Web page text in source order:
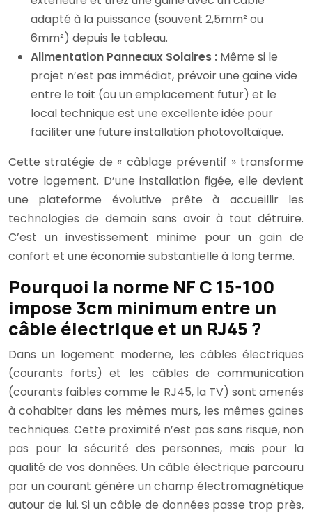
adapté à la puissance (souvent 2,5mm² ou
6mm²) depuis le tableau.
Alimentation Panneaux Solaires : Même si le
projet n’est pas immédiat, prévoir une gaine vide
entre le toit (ou un emplacement futur) et le
local technique est une excellente idée pour
faciliter une future installation photovoltaïque.
Cette stratégie de « câblage préventif » transforme
votre logement. D’une installation figée, elle devient
une plateforme évolutive prête à accueillir les
technologies de demain sans avoir à tout détruire.
C’est un investissement minime pour un gain de
confort et une économie substantielle à long terme.
Pourquoi la norme NF C 15-100
impose 3cm minimum entre un
câble électrique et un RJ45 ?
Dans un logement moderne, les câbles électriques
(courants forts) et les câbles de communication
(courants faibles comme le RJ45, la TV) sont amenés
à cohabiter dans les mêmes murs, les mêmes gaines
techniques. Cette proximité n’est pas sans risque, non
pas pour la sécurité des personnes, mais pour la
qualité de vos données. Un câble électrique parcouru
par un courant génère un champ électromagnétique
autour de lui. Si un câble de données passe trop près,